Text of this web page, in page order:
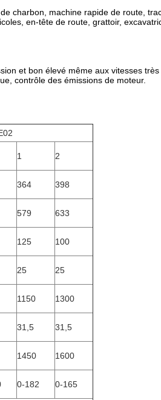
charbon, machine rapide de route,
en-tête de route, grattoir,
et bon élevé même aux vitesses très
contrôle des émissions de moteur.
1 2
364 398
579 633
125 100
25 25
1150 1300
31,5 31,5
1450 1600
0-182 0-165